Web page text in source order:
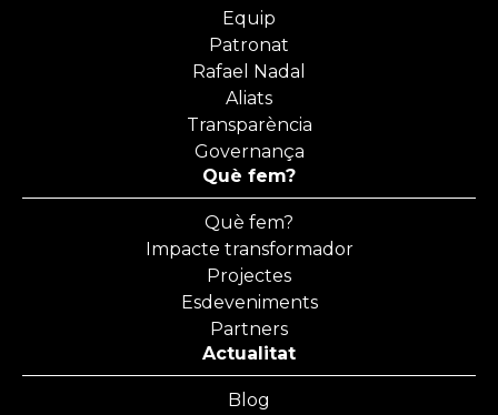
Equip
Patronat
Rafael Nadal
Aliats
Transparència
Governança
Què fem?
Què fem?
Impacte transformador
Projectes
Esdeveniments
Partners
Actualitat
Blog